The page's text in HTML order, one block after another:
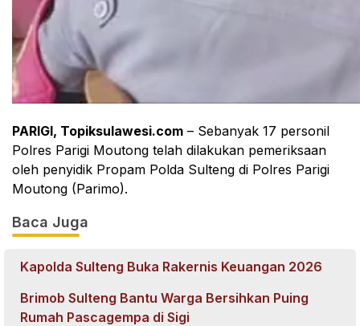
PARIGI, Topiksulawesi.com – Sebanyak 17 personil
Polres Parigi Moutong telah dilakukan pemeriksaan
oleh penyidik Propam Polda Sulteng di Polres Parigi
Moutong (Parimo).
Baca Juga
Kapolda Sulteng Buka Rakernis Keuangan 2026
Brimob Sulteng Bantu Warga Bersihkan Puing
Rumah Pascagempa di Sigi